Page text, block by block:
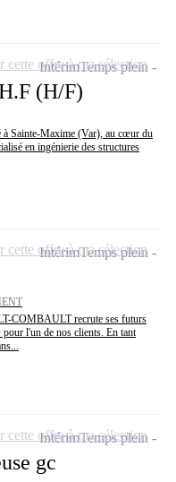
(H/F)
à Sainte-Maxime (Var), au cœur du
en ingénierie des structures
IntérimTemps plein
cette offre à ma sélection
COMBAULT recrute ses futurs
l'un de nos clients. En tant
IntérimTemps plein
cette offre à ma sélection
gc
IntérimTemps plein
cette offre à ma sélection